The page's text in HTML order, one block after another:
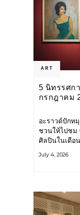
ART
5 นิทรรศก
กรกฎาคม
อะราวด์ปักห
ชวนให้ไปชม
ศิลปินในเดือ
กลุ่ม
July 4, 2026